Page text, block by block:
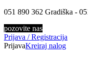
051 890 362 Gradiška -
pozovite nas
Prijava / Registracija
PrijavaKreiraj nalog